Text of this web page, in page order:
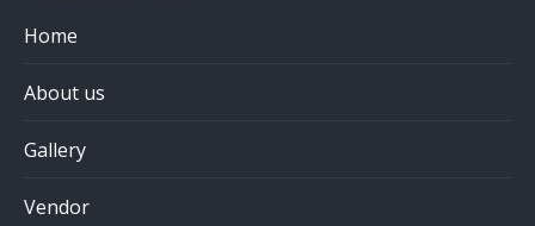
Home
About us
Gallery
Vendor